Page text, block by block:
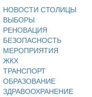
НОВОСТИ СТОЛИЦЫ
ВЫБОРЫ
РЕНОВАЦИЯ
БЕЗОПАСНОСТЬ
МЕРОПРИЯТИЯ
ЖКХ
ТРАНСПОРТ
ОБРАЗОВАНИЕ
ЗДРАВООХРАНЕНИЕ